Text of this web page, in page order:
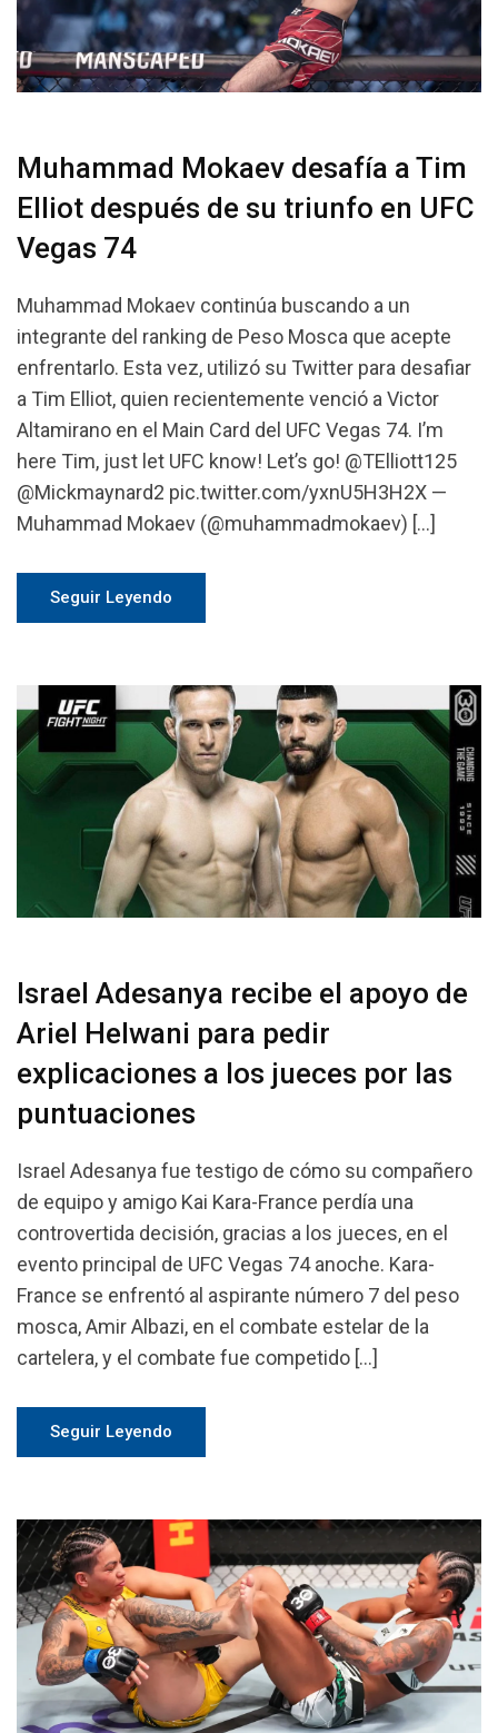
Muhammad Mokaev desafía a Tim
Elliot después de su triunfo en UFC
Vegas 74
Muhammad Mokaev continúa buscando a un
integrante del ranking de Peso Mosca que acepte
enfrentarlo. Esta vez, utilizó su Twitter para desafiar
a Tim Elliot, quien recientemente venció a Victor
Altamirano en el Main Card del UFC Vegas 74. I’m
here Tim, just let UFC know! Let’s go! @TElliott125
@Mickmaynard2 pic.twitter.com/yxnU5H3H2X —
Muhammad Mokaev (@muhammadmokaev) […]
Seguir Leyendo
Israel Adesanya recibe el apoyo de
Ariel Helwani para pedir
explicaciones a los jueces por las
puntuaciones
Israel Adesanya fue testigo de cómo su compañero
de equipo y amigo Kai Kara-France perdía una
controvertida decisión, gracias a los jueces, en el
evento principal de UFC Vegas 74 anoche. Kara-
France se enfrentó al aspirante número 7 del peso
mosca, Amir Albazi, en el combate estelar de la
cartelera, y el combate fue competido […]
Seguir Leyendo